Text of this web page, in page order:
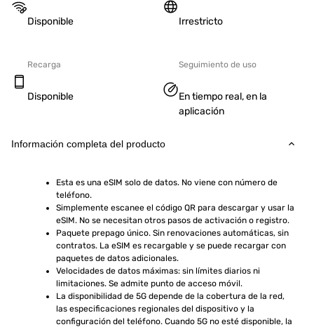
Disponible Irrestricto
Recarga
Disponible
Seguimiento de uso
En tiempo real, en la
aplicación
Información completa del producto
Esta es una eSIM solo de datos. No viene con número de
teléfono.
Simplemente escanee el código QR para descargar y usar la
eSIM. No se necesitan otros pasos de activación o registro.
Paquete prepago único. Sin renovaciones automáticas, sin
contratos. La eSIM es recargable y se puede recargar con
paquetes de datos adicionales.
Velocidades de datos máximas: sin límites diarios ni
limitaciones. Se admite punto de acceso móvil.
La disponibilidad de 5G depende de la cobertura de la red,
las especificaciones regionales del dispositivo y la
configuración del teléfono. Cuando 5G no esté disponible, la